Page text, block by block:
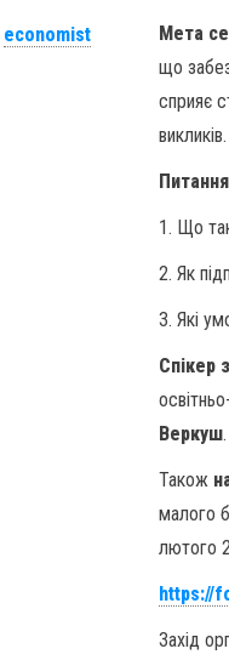
economist
Мета
що
сприяє
викликів.
1. Що
2. Як
3. Які
Спікер
Веркуш.
Також
малого
лютого
https://
Захід